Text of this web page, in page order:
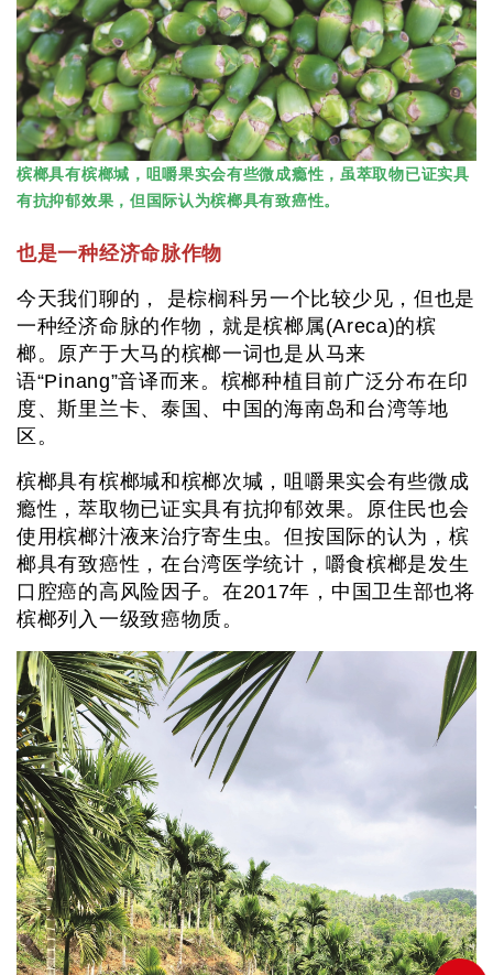
槟榔具有槟榔堿，咀嚼果实会有些微成瘾性，虽萃取物已证实具
有抗抑郁效果，但国际认为槟榔具有致癌性。
也是一种经济命脉作物
今天我们聊的， 是棕榈科另一个比较少见，但也是
一种经济命脉的作物，就是槟榔属(Areca)的槟
榔。原产于大马的槟榔一词也是从马来
语“Pinang”音译而来。槟榔种植目前广泛分布在印
度、斯里兰卡、泰国、中国的海南岛和台湾等地
区。
槟榔具有槟榔堿和槟榔次堿，咀嚼果实会有些微成
瘾性，萃取物已证实具有抗抑郁效果。原住民也会
使用槟榔汁液来治疗寄生虫。但按国际的认为，槟
榔具有致癌性，在台湾医学统计，嚼食槟榔是发生
口腔癌的高风险因子。在2017年，中国卫生部也将
槟榔列入一级致癌物质。